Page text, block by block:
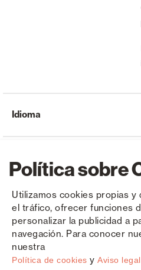
Política sobre
Utilizamos cookies propias
el tráfico, ofrecer funciones
personalizar la publicidad a
navegación. Para conocer
nuestra
Política de cookies y Aviso legal
Copyright © Saxun 2023 - 2026 Política
Idioma